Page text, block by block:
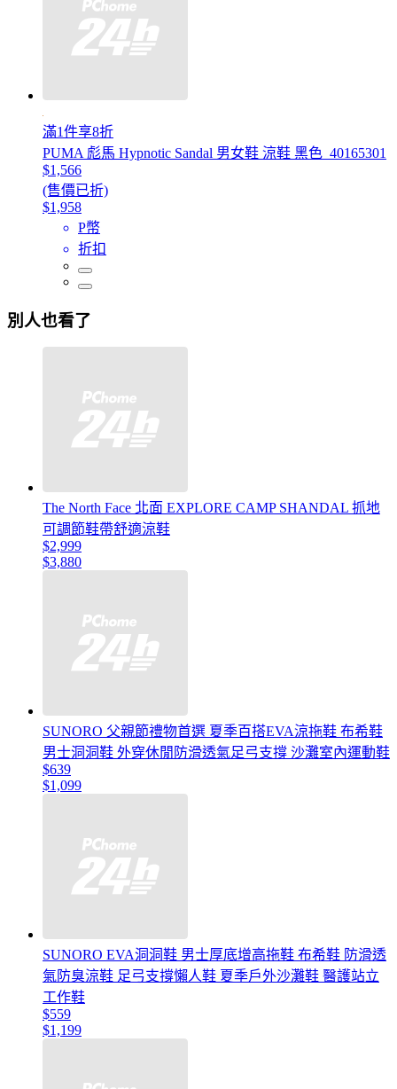
滿1件享8折
PUMA 彪馬 Hypnotic Sandal 男女鞋 涼鞋 黑色_40165301
$1,566
(售價已折)
$1,958
P幣
折扣
別人也看了
The North Face 北面 EXPLORE CAMP SHANDAL 抓地
可調節鞋帶舒適涼鞋
$2,999
$3,880
SUNORO 父親節禮物首選 夏季百搭EVA涼拖鞋 布希鞋
男士洞洞鞋 外穿休閒防滑透氣足弓支撐 沙灘室內運動鞋
$639
$1,099
SUNORO EVA洞洞鞋 男士厚底增高拖鞋 布希鞋 防滑透
氣防臭涼鞋 足弓支撐懶人鞋 夏季戶外沙灘鞋 醫護站立
工作鞋
$559
$1,199